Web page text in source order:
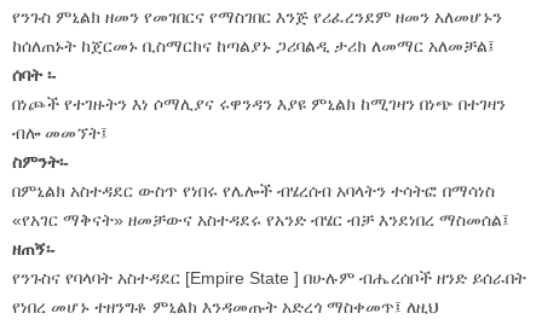
የንጉስ ምኒልክ ዘመን የመገበርና የማስገበር እንጅ የሪፈረንደም ዘመን አለመሆኑን
ከሰለጠኑት ከጀርመኑ ቢስማርክና ከጣልያኑ ጋሪባልዲ ታሪክ ለመማር አለመቻል፤
ሰባት ፡-
በነጮች የተገዙትን እነ ሶማሊያና ሩዋንዳን እያዩ ምኒልክ ከሚገዛን በነጭ በተገዛን
ብሎ መመኘት፤
ስምንት፡-
በምኒልክ አስተዳደር ውስጥ የነበሩ የሌሎች ብሄረሰብ አባላትን ተሳትፎ በማሳነስ
«የአገር ማቅናት» ዘመቻውና አስተዳደሩ የአንድ ብሄር ብቻ እንደነበረ ማስመሰል፤
ዘጠኝ፡-
የንጉስና የባላባት አስተዳደር [Empire State ] በሁሉም ብሔረሰቦች ዘንድ ይሰራበት
የነበረ መሆኑ ተዘንግቶ ምኒልክ እንዳመጡት አድረጎ ማስቀመጥ፤ ለዚህ